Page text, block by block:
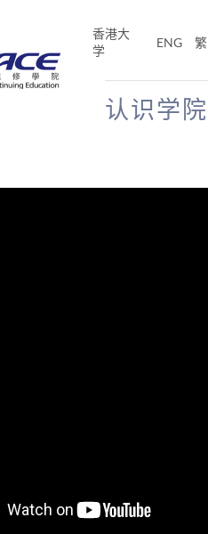
香港大
学
ENG 繁
认识学院